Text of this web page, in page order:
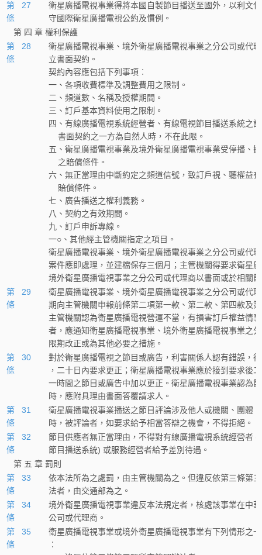
第 27
條
衛星廣播電視事業得將本國自製節目播送至國外，以利文
守國際衛星廣播電視公約及慣例。
第 四 章 權利保護
第 28
條
衛星廣播電視事業、境外衛星廣播電視事業之分公司或代
立書面契約。
契約內容應包括下列事項︰
一、各項收費標準及調整費用之限制。
二、頻道數、名稱及授權期間。
三、訂戶基本資料使用之限制。
四、有線廣播電視系統經營者、有線電視節目播送系統之
    書面契約之一方為自然人時，不在此限。
五、衛星廣播電視事業及境外衛星廣播電視事業受停播、
    之賠償條件。
六、無正當理由中斷約定之頻道信號，致訂戶視、聽權益
    賠償條件。
七、廣告播送之權利義務。
八、契約之有效期間。
九、訂戶申訴專線。
一○、其他經主管機關指定之項目。
衛星廣播電視事業、境外衛星廣播電視事業之分公司或代
案件應即處理，並建檔保存三個月；主管機關得要求衛星
境外衛星廣播電視事業之分公司或代理商以書面或於相關
第 29
條
衛星廣播電視事業、境外衛星廣播電視事業之分公司或代
期向主管機關申報前條第二項第一款、第二款、第四款及
主管機關認為衛星廣播電視營運不當，有損害訂戶權益情
者，應通知衛星廣播電視事業、境外衛星廣播電視事業之
限期改正或為其他必要之措施。
第 30
條
對於衛星廣播電視之節目或廣告，利害關係人認有錯誤，
，二十日內要求更正；衛星廣播電視事業應於接到要求後
一時間之節目或廣告中加以更正。衛星廣播電視事業認為
時，應附具理由書面答覆請求人。
第 31
條
衛星廣播電視事業播送之節目評論涉及他人或機關、團體
時，被評論者，如要求給予相當答辯之機會，不得拒絕。
第 32
條
節目供應者無正當理由，不得對有線廣播電視系統經營者 (
節目播送系統) 或服務經營者給予差別待遇。
第 五 章 罰則
第 33
條
依本法所為之處罰，由主管機關為之。但違反依第三條第
法者，由交通部為之。
第 34
條
境外衛星廣播電視事業違反本法規定者，核處該事業在中
公司或代理商。
第 35
條
衛星廣播電視事業或境外衛星廣播電視事業有下列情形之
︰